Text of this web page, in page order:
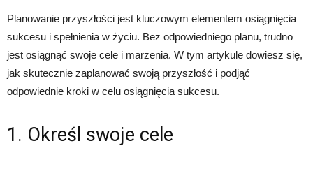
Planowanie przyszłości jest kluczowym elementem osiągnięcia
sukcesu i spełnienia w życiu. Bez odpowiedniego planu, trudno
jest osiągnąć swoje cele i marzenia. W tym artykule dowiesz się,
jak skutecznie zaplanować swoją przyszłość i podjąć
odpowiednie kroki w celu osiągnięcia sukcesu.
1. Określ swoje cele